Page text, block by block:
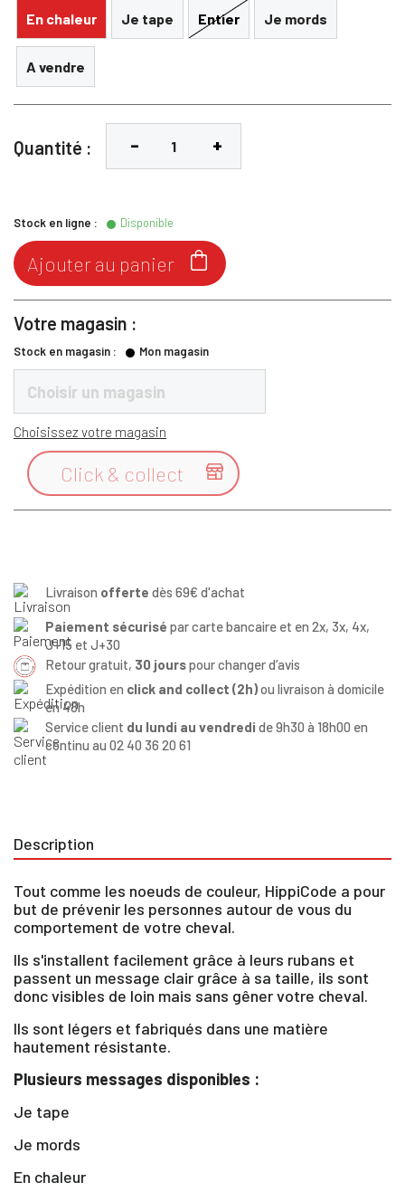
En chaleur Je tape Entier Je mords
A vendre
Quantité :
Stock en ligne : Disponible

Ajouter au panier
Votre magasin :
Stock en magasin : Mon magasin
Choisir un magasin
Choisissez votre magasin

Click & collect
Livraison offerte dès 69€ d'achat
Paiement sécurisé par carte bancaire et en 2x, 3x, 4x,
J+15 et J+30
Retour gratuit, 30 jourspour changer d’avis
Expédition en click and collect (2h)ou livraison à domicile
en 48h
Service client du lundi au vendredi de 9h30 à 18h00 en
continu au 02 40 36 20 61
Description
Tout comme les noeuds de couleur, HippiCode a pour
but de prévenir les personnes autour de vous du
comportement de votre cheval.
Ils s'installent facilement grâce à leurs rubans et
passent un message clair grâce à sa taille, ils sont
donc visibles de loin mais sans gêner votre cheval.
Ils sont légers et fabriqués dans une matière
hautement résistante.
Plusieurs messages disponibles :
Je tape
Je mords
En chaleur
×